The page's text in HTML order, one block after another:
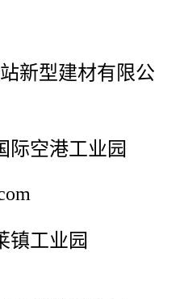
新型建材有限公
际空港工业园
镇工业园